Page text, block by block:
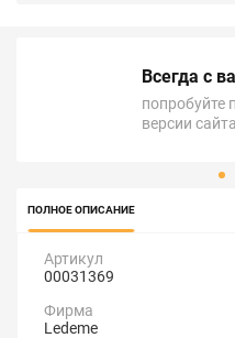
Всегда с
попробуйте
версии сайта
ПОЛНОЕ ОПИСАНИЕ
Артикул
00031369
Фирма
Ledeme